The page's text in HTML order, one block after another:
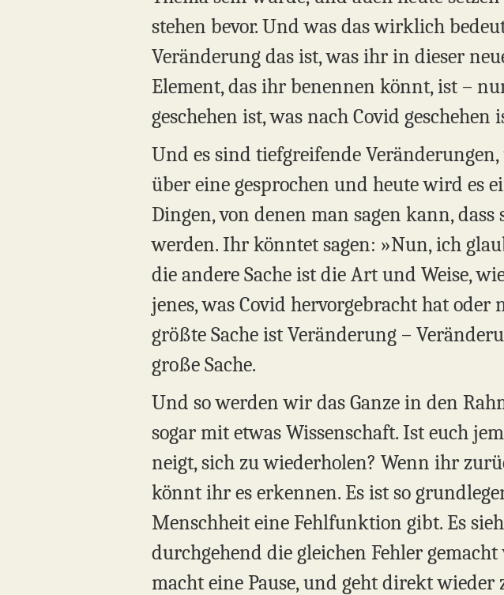
stehen bevor. Und was das wirklich
Veränderung das ist, was ihr in dieser
Element, das ihr benennen könnt, ist –
geschehen ist, was nach Covid geschehen
Und es sind tiefgreifende
über eine gesprochen und heute wird es
Dingen, von denen man sagen kann,
werden. Ihr könntet sagen: »Nun, ich
die andere Sache ist die Art und Weise,
jenes, was Covid hervorgebracht hat oder
größte Sache ist Veränderung –
große Sache.
Und so werden wir das Ganze in den
sogar mit etwas Wissenschaft. Ist euch
neigt, sich zu wiederholen? Wenn ihr
könnt ihr es erkennen. Es ist so
Menschheit eine Fehlfunktion gibt. Es
durchgehend die gleichen Fehler
macht eine Pause, und geht direkt